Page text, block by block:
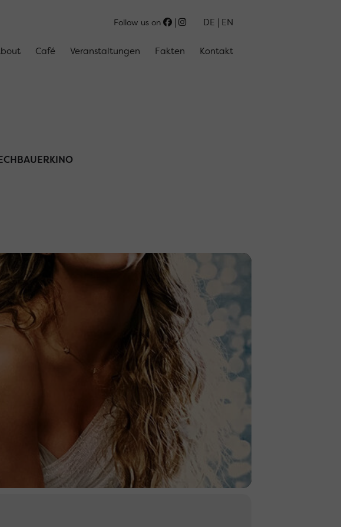
Follow us on DE EN
Café Veranstaltungen Fakten Kontakt